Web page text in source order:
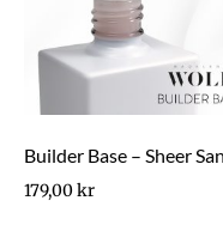
Builder Base – Sheer
179,00kr